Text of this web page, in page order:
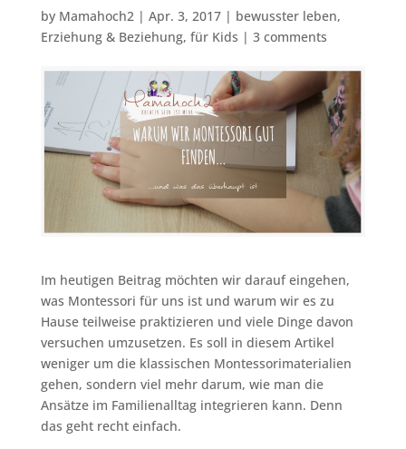
by Mamahoch2| Apr. 3, 2017| bewusster leben,
Erziehung & Beziehung, für Kids | 3 comments
Im heutigen Beitrag möchten wir darauf eingehen,
was Montessori für uns ist und warum wir es zu
Hause teilweise praktizieren und viele Dinge davon
versuchen umzusetzen. Es soll in diesem Artikel
weniger um die klassischen Montessorimaterialien
gehen, sondern viel mehr darum, wie man die
Ansätze im Familienalltag integrieren kann. Denn
das geht recht einfach.